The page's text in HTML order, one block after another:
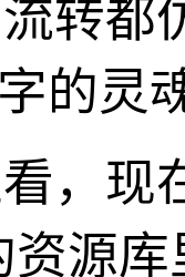
转都
的灵
，现
资源